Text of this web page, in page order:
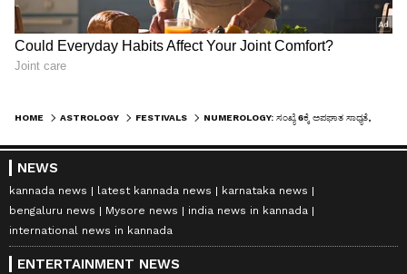
HOME ASTROLOGY FESTIVALS
NEWS
kannada news latest kannada news
karnataka news
bengaluru news
Mysore news
india news in kannada
international news in kannada
ENTERTAINMENT NEWS